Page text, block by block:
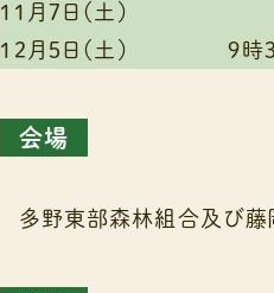
１１月７日（土）
１２月５日（土）
９時
会場
多野東部森林組合及び藤